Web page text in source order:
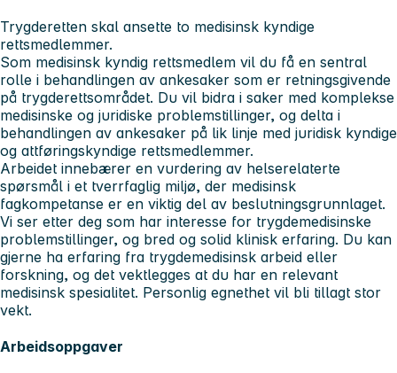
Trygderetten skal ansette to medisinsk kyndige
rettsmedlemmer.
Som medisinsk kyndig rettsmedlem vil du få en sentral
rolle i behandlingen av ankesaker som er retningsgivende
på trygderettsområdet. Du vil bidra i saker med komplekse
medisinske og juridiske problemstillinger, og delta i
behandlingen av ankesaker på lik linje med juridisk kyndige
og attføringskyndige rettsmedlemmer.
Arbeidet innebærer en vurdering av helserelaterte
spørsmål i et tverrfaglig miljø, der medisinsk
fagkompetanse er en viktig del av beslutningsgrunnlaget.
Vi ser etter deg som har interesse for trygdemedisinske
problemstillinger, og bred og solid klinisk erfaring. Du kan
gjerne ha erfaring fra trygdemedisinsk arbeid eller
forskning, og det vektlegges at du har en relevant
medisinsk spesialitet. Personlig egnethet vil bli tillagt stor
vekt.
Arbeidsoppgaver